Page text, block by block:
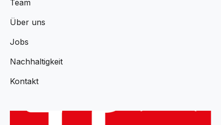
Team
Über uns
Jobs
Nachhaltigkeit
Kontakt